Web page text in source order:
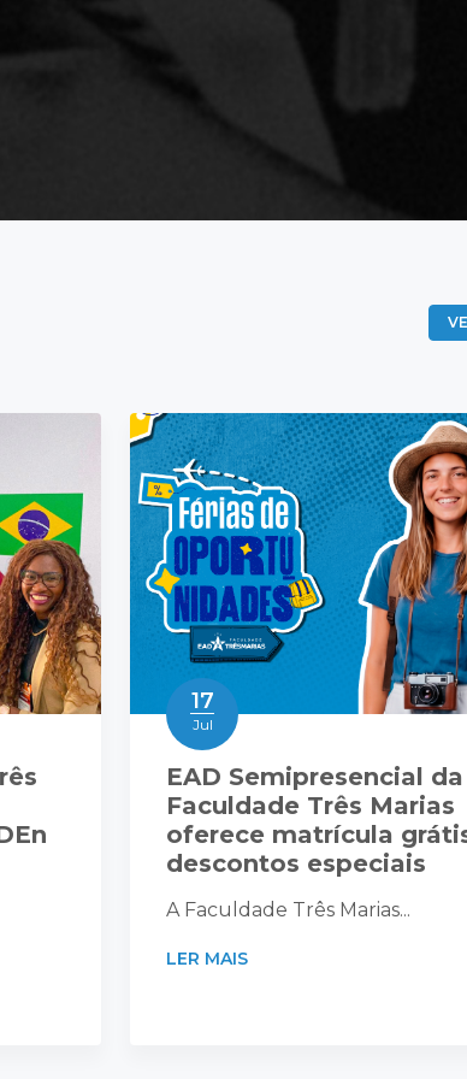
17
Jul
EAD Semipresencial da
Faculdade Três Marias
oferece matrícula
descontos especiais
A Faculdade Três Marias...
LER MAIS